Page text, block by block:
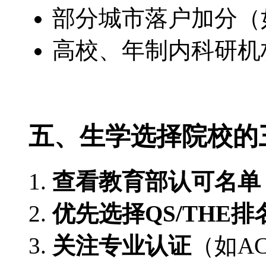
部分城市落户加分
高校、年制内科研
五、生学选择院校的
查看教育部认可名单
优先选择QS/THE排
关注专业认证（如